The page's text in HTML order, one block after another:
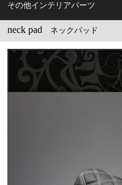
その他インテリアパーツ
neck pad ネックパッド